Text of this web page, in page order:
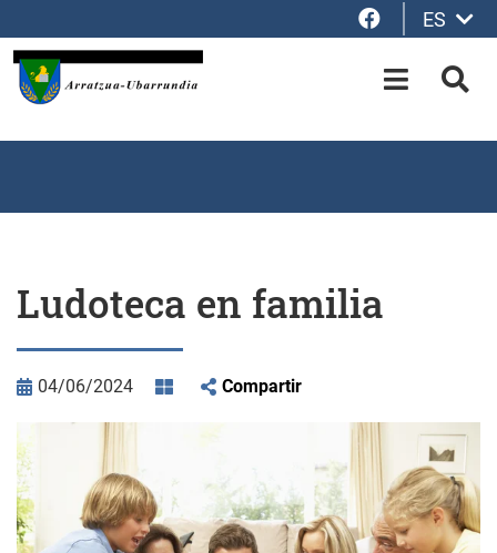
Facebook
ES
OPEN-
Ludoteca en familia
04/06/2024 Compartir